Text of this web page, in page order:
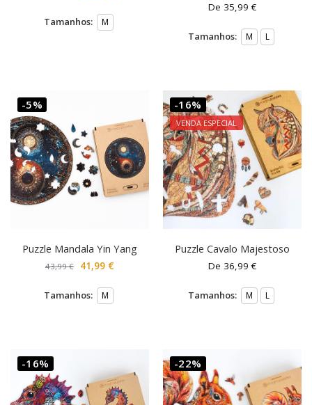
Tamanhos: M
De 35,99€
Tamanhos: M L
-5%
Puzzle Mandala Yin Yang
43,99€ 41,99 €
Tamanhos: M
-16%
VENDA ESPECIAL
Puzzle Cavalo Majestoso
De 36,99€
Tamanhos: M L
-16% -22%